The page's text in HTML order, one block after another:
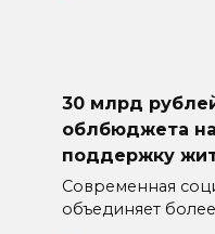
30 млрд
облбюджета
поддержку
Современная
объединяет более